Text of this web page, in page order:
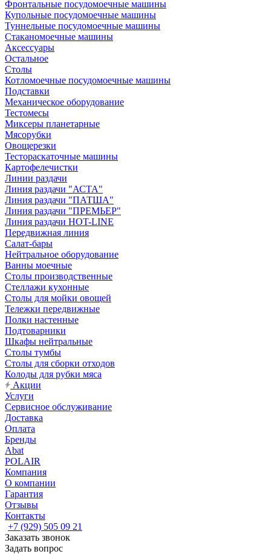
Фронтальные посудомоечные машины
Купольные посудомоечные машины
Туннельные посудомоечные машины
Стаканомоечные машины
Аксессуары
Остальное
Столы
Котломоечные посудомоечные машины
Подставки
Механическое оборудование
Тестомесы
Миксеры планетарные
Мясорубки
Овощерезки
Тестораскаточные машины
Картофелечистки
Линии раздачи
Линия раздачи "АСТА"
Линия раздачи "ПАТША"
Линия раздачи "ПРЕМЬЕР"
Линия раздачи HOT-LINE
Передвижная линия
Салат-бары
Нейтральное оборудование
Ванны моечные
Столы производственные
Стеллажи кухонные
Столы для мойки овощей
Тележки передвижные
Полки настенные
Подтоварники
Шкафы нейтральные
Столы тумбы
Столы для сборки отходов
Колоды для рубки мяса
Акции
Услуги
Сервисное обслуживание
Доставка
Оплата
Бренды
Abat
POLAIR
Компания
О компании
Гарантия
Отзывы
Контакты
+7 (929) 505 09 21
Заказать звонок
Задать вопрос